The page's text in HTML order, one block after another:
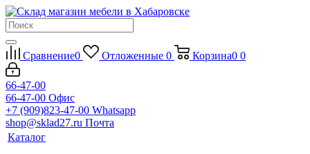
Сравнение0 Отложенные 0 Корзина0 0
66-47-00
66-47-00 Офис
+7 (909)823-47-00 Whatsapp
shop@sklad27.ru Почта
Каталог